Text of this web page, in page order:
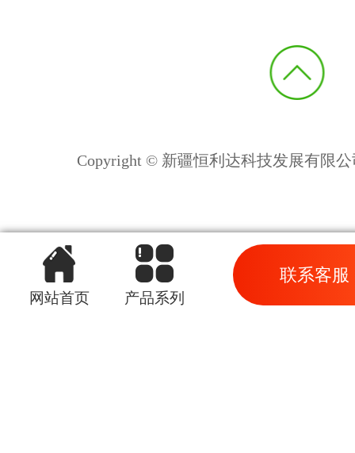
Copyright © 新疆恒利达科技发展有限
网站首页 产品系列
联系客服